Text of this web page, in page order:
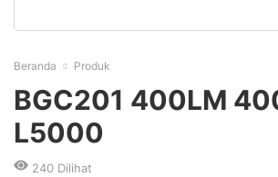
Beranda Produk
BGC201 400LM
L5000
240 Dilihat